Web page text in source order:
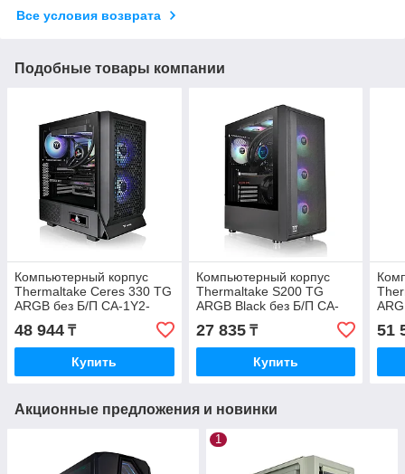
Все условия возврата
Подобные товары компании
Компьютерный корпус
Thermaltake Ceres 330 TG
ARGB без Б/П CA-1Y2-
00M1WN-01
48 944 ₸
Купить
Компьютерный корпус
Thermaltake S200 TG
ARGB Black без Б/П CA-
1X2-00M1WN-00
27 835₸
Купить
51
Акционные предложения и новинки
1